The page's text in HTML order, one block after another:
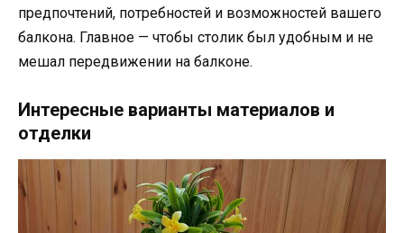
предпочтений, потребностей и возможностей вашего
балкона. Главное — чтобы столик был удобным и не
мешал передвижении на балконе.
Интересные варианты материалов и
отделки